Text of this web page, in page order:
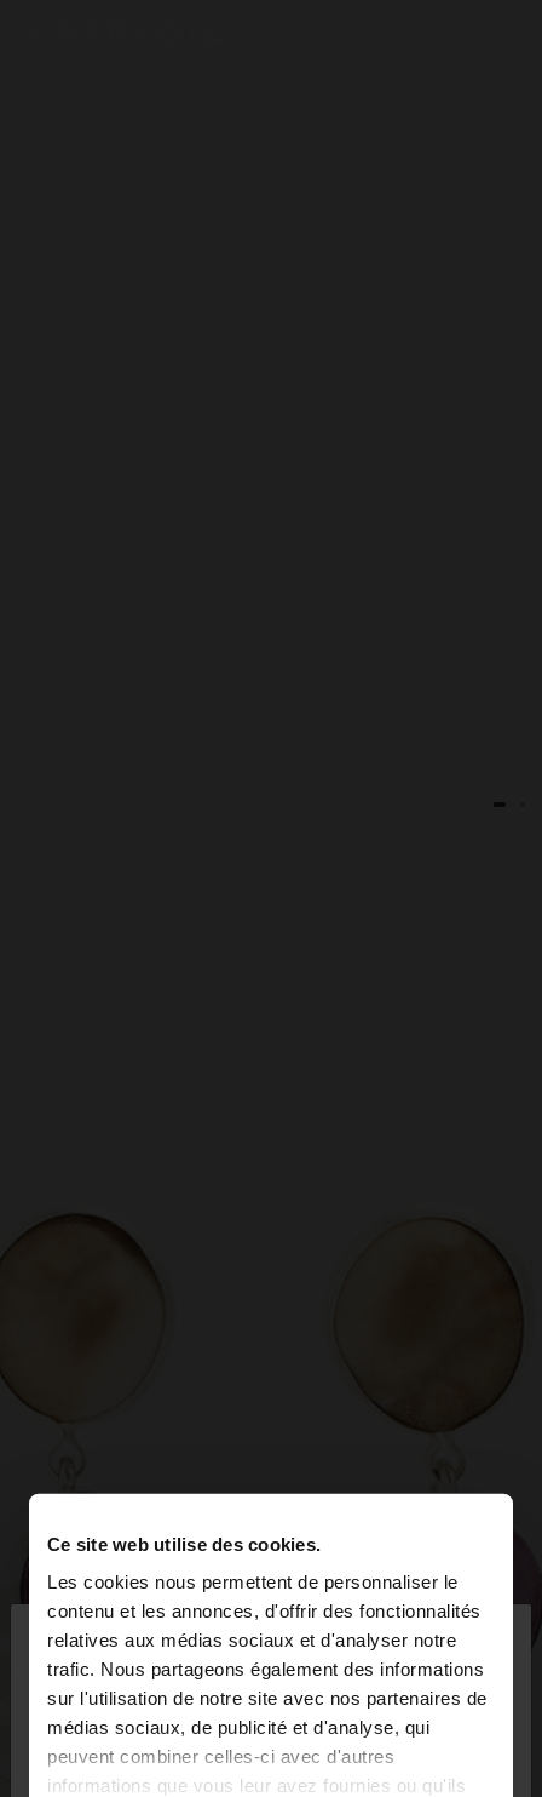
Ce site web utilise des cookies.
Les cookies nous permettent de personnaliser le
contenu et les annonces, d'offrir des fonctionnalités
relatives aux médias sociaux et d'analyser notre
trafic. Nous partageons également des informations
sur l'utilisation de notre site avec nos partenaires de
médias sociaux, de publicité et d'analyse, qui
peuvent combiner celles-ci avec d'autres
informations que vous leur avez fournies ou qu'ils
bonjour ×
Vous accédez au site depuis Suisse. Voulez-vous
parcourir notre site au United States?